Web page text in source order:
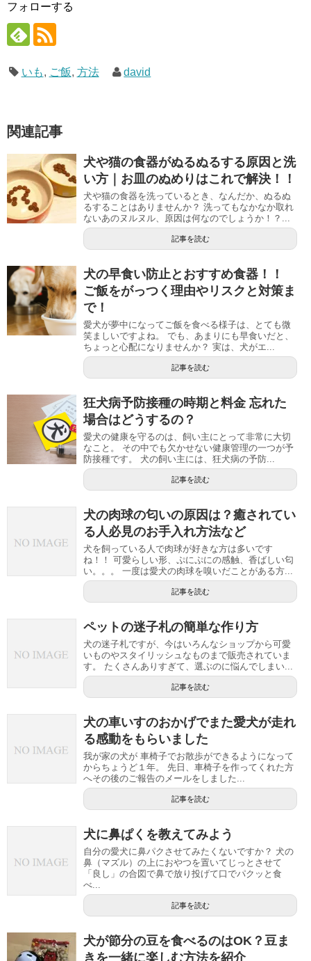
フォローする
いも, ご飯, 方法 david
関連記事
犬や猫の食器がぬるぬるする原因と洗
い方｜お皿のぬめりはこれで解決！！
犬や猫の食器を洗っているとき、なんだか、ぬるぬ
るすることはありませんか？ 洗ってもなかなか取れ
ないあのヌルヌル、原因は何なのでしょうか！？...
記事を読む
犬の早食い防止とおすすめ食器！！
ご飯をがっつく理由やリスクと対策ま
で！
愛犬が夢中になってご飯を食べる様子は、とても微
笑ましいですよね。 でも、あまりにも早食いだと、
ちょっと心配になりませんか？ 実は、犬がエ...
記事を読む
狂犬病予防接種の時期と料金 忘れた
場合はどうするの？
愛犬の健康を守るのは、飼い主にとって非常に大切
なこと。 その中でも欠かせない健康管理の一つが予
防接種です。 犬の飼い主には、狂犬病の予防...
記事を読む
犬の肉球の匂いの原因は？癒されてい
る人必見のお手入れ方法など
犬を飼っている人で肉球が好きな方は多いです
ね！！ 可愛らしい形、ぷにぷにの感触、香ばしい匂
い。。。 一度は愛犬の肉球を嗅いだことがある方...
記事を読む
ペットの迷子札の簡単な作り方
犬の迷子札ですが、今はいろんなショップから可愛
いものやスタイリッシュなものまで販売されていま
す。 たくさんありすぎて、選ぶのに悩んでしまい...
記事を読む
犬の車いすのおかげでまた愛犬が走れ
る感動をもらいました
我が家の犬が 車椅子でお散歩ができるようになって
からちょうど１年。 先日、車椅子を作ってくれた方
へその後のご報告のメールをしました...
記事を読む
犬に鼻ぱくを教えてみよう
自分の愛犬に鼻パクさせてみたくないですか？ 犬の
鼻（マズル）の上におやつを置いてじっとさせて
「良し」の合図で鼻で放り投げて口でパクッと食
べ...
記事を読む
犬が節分の豆を食べるのはOK？豆ま
きを一緒に楽しむ方法を紹介